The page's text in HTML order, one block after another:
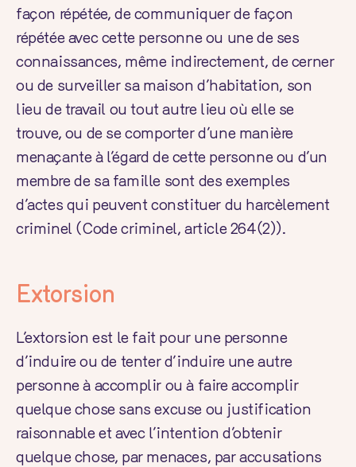
façon répétée, de communiquer de façon
répétée avec cette personne ou une de ses
connaissances, même indirectement, de cerner
ou de surveiller sa maison d’habitation, son
lieu de travail ou tout autre lieu où elle se
trouve, ou de se comporter d’une manière
menaçante à l’égard de cette personne ou d’un
membre de sa famille sont des exemples
d’actes qui peuvent constituer du harcèlement
criminel (Code criminel, article 264(2)).
Extorsion
L’extorsion est le fait pour une personne
d’induire ou de tenter d’induire une autre
personne à accomplir ou à faire accomplir
quelque chose sans excuse ou justification
raisonnable et avec l’intention d’obtenir
quelque chose, par menaces, par accusations